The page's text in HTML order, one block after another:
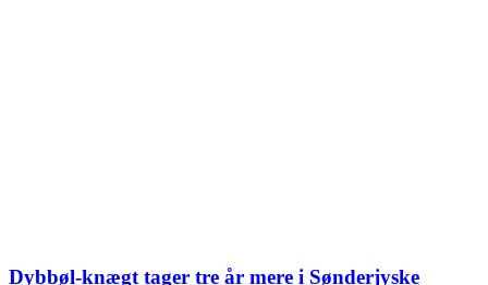
Dybbøl-knægt tager tre år mere i Sønderjyske